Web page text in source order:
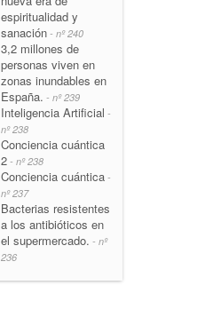
espiritualidad y
sanación - nº 240
3,2 millones de
personas viven en
zonas inundables en
España. - nº 239
Inteligencia Artificial -
nº 238
Conciencia cuántica
2 - nº 238
Conciencia cuántica -
nº 237
Bacterias resistentes
a los antibióticos en
el supermercado. - nº
236